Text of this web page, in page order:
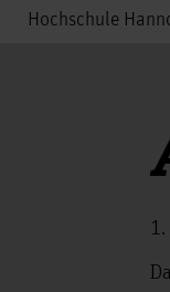
Hochschule